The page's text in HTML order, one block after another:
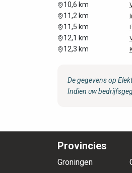
10,6 km
11,2 km
11,5 km
12,1 km
12,3 km
De gegevens op
Indien uw
Provincies
Groningen